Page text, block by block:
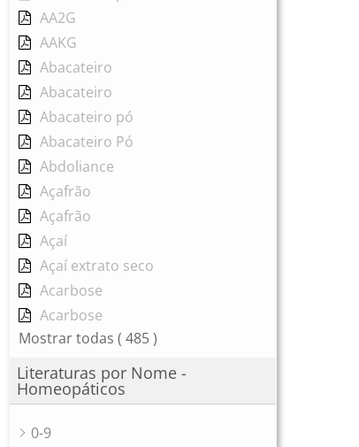
AA2G
AAKG
Abacateiro
Abacateiro
Abacateiro pó
Abacateiro Pó
Abdoliance
Açafrão
Açafrão
Açaí
Açaí extrato seco
Acarbose
Acarbose
Mostrar todas ( 485 )
Literaturas por Nome -
Homeopáticos
0-9